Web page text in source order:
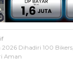
2026 Dihadiri 100
Aman